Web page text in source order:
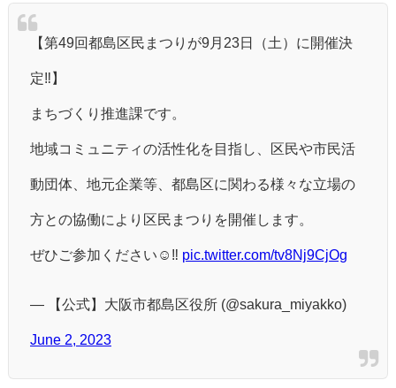
【第49回都島区民まつりが9月23日（土）に開催決
定‼】
まちづくり推進課です。
地域コミュニティの活性化を目指し、区民や市民活
動団体、地元企業等、都島区に関わる様々な立場の
方との協働により区民まつりを開催します。
ぜひご参加ください☺‼ pic.twitter.com/tv8Nj9CjOg
— 【公式】大阪市都島区役所 (@sakura_miyakko)
June 2, 2023